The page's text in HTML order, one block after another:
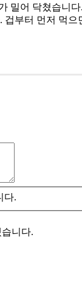
밀어 닥쳤습니
겁부터 먼저 먹으
다.
니다.